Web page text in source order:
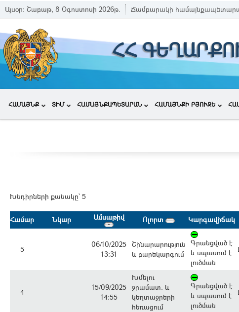
Այսօր: Շաբաթ, 8 Օգոստոսի 2026թ. Ճամբարակի
ՀՀ
ՀԱՄԱՅՆՔ ՏԻՄ ՀԱՄԱՅՆՔԱՊԵՏԱՐԱՆ ՀԱՄԱՅՆՔԻ ԲՅՈՒՋԵ
Խնդիրների քանակը` 5
Համար Նկար Ամսաթիվ Ոլորտ Կարգավիճակ
5
06/10/2025
13:31
Շինարարություն
և բարեկարգում
Գրանցված է
և սպասում է
լուծման
4
15/09/2025
14:55
Խմելու
ջրամատ. և
կեղտաջրերի
հեռացում
Գրանցված է
և սպասում է
լուծման